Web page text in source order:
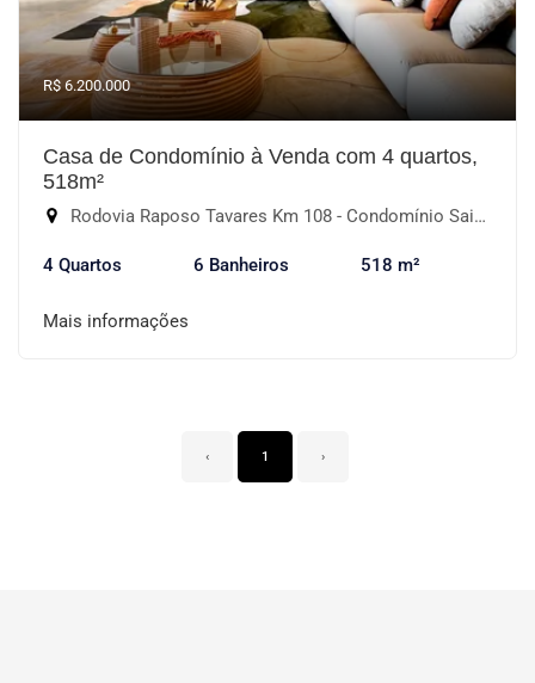
R$ 6.200.000
Casa de Condomínio à Venda com 4 quartos,
518m²
Rodovia Raposo Tavares Km 108 - Condomínio Saint Patrick, Sorocaba-SP
4 Quartos 6 Banheiros 518 m²
Mais informações
‹ 1 ›